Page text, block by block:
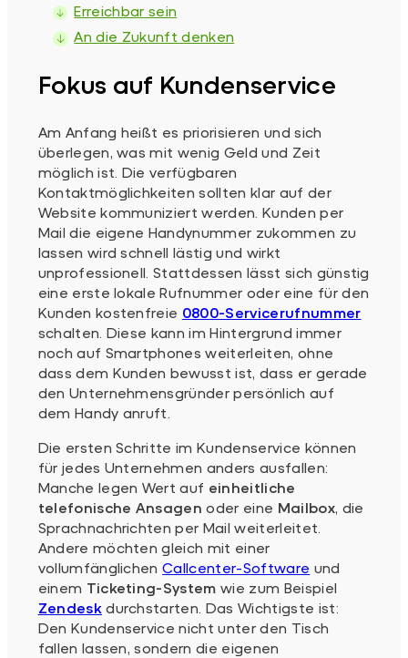
Erreichbar sein
An die Zukunft denken
Fokus auf Kundenservice
Am Anfang heißt es priorisieren und sich
überlegen, was mit wenig Geld und Zeit
möglich ist. Die verfügbaren
Kontaktmöglichkeiten sollten klar auf der
Website kommuniziert werden. Kunden per
Mail die eigene Handynummer zukommen zu
lassen wird schnell lästig und wirkt
unprofessionell. Stattdessen lässt sich günstig
eine erste lokale Rufnummer oder eine für den
Kunden kostenfreie 0800-Servicerufnummer
schalten. Diese kann im Hintergrund immer
noch auf Smartphones weiterleiten, ohne
dass dem Kunden bewusst ist, dass er gerade
den Unternehmensgründer persönlich auf
dem Handy anruft.
Die ersten Schritte im Kundenservice können
für jedes Unternehmen anders ausfallen:
Manche legen Wert auf einheitliche
telefonische Ansagen oder eine Mailbox, die
Sprachnachrichten per Mail weiterleitet.
Andere möchten gleich mit einer
vollumfänglichenCallcenter-Software und
einem Ticketing-Systemwie zum Beispiel
Zendeskdurchstarten. Das Wichtigste ist:
Den Kundenservice nicht unter den Tisch
fallen lassen, sondern die eigenen